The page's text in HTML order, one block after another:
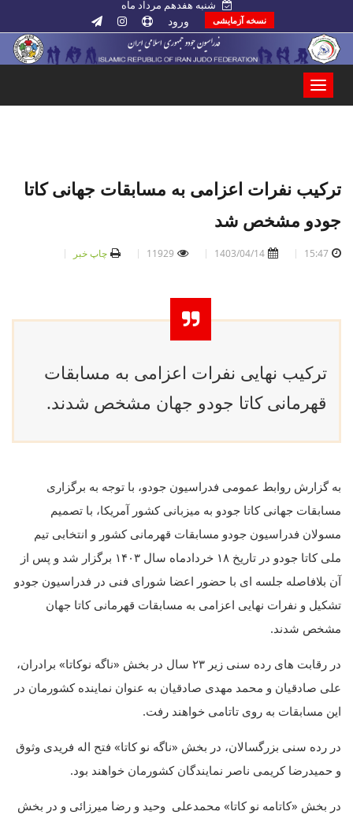
شنبه هفدهم مرداد ماه
نسخه آزمایشی ورود
ترکیب نفرات اعزامی به مسابقات جهانی کاتا
جودو مشخص شد
15:47
1403/04/14
11929 چاپ خبر
ترکیب نهایی نفرات اعزامی به مسابقات
قهرمانی کاتا جودو جهان مشخص شدند.
به گزارش روابط عمومی فدراسیون جودو، با توجه به برگزاری
مسابقات جهانی کاتا جودو به میزبانی کشور آمریکا، با تصمیم
مسولان فدراسیون جودو مسابقات قهرمانی کشور و انتخابی تیم
ملی کاتا جودو در تاریخ ۱۸ خردادماه سال ۱۴۰۳ برگزار شد و‌ پس از
آن بلافاصله جلسه ای با حضور اعضا شورای فنی در فدراسیون جودو
تشکیل و نفرات نهایی اعزامی به مسابقات قهرمانی کاتا جهان
مشخص شدند.
در رقابت های رده سنی زیر ۲۳ سال در بخش «ناگه نوکاتا» برادران،
علی صادقیان و محمد مهدی صادقیان به عنوان نماینده کشورمان در
این مسابقات به روی تاتامی خواهند رفت.
در رده سنی بزرگسالان، در بخش «ناگه نو کاتا» فتح اله فریدی وثوق
و حمیدرضا کریمی ناصر نمایندگان کشورمان خواهند بود.
در بخش «کاتامه نو کاتا» محمدعلی وحید و رضا میرزائی و در بخش